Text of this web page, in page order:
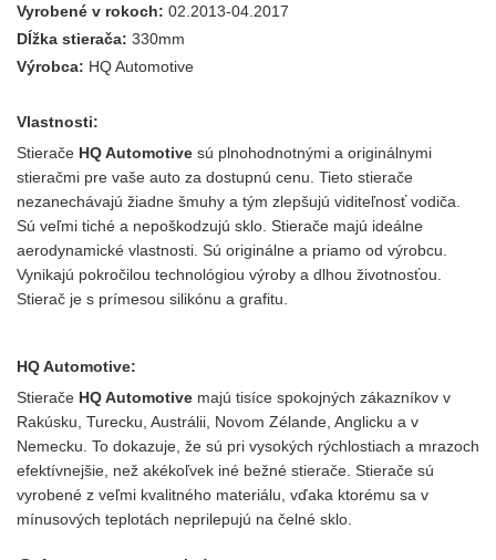
Vyrobené v rokoch: 02.2013-04.2017
Dĺžka stierača: 330mm
Výrobca: HQ Automotive
Vlastnosti:
Stierače HQ Automotive sú plnohodnotnými a originálnymi
stieračmi pre vaše auto za dostupnú cenu. Tieto stierače
nezanechávajú žiadne šmuhy a tým zlepšujú viditeľnosť vodiča.
Sú veľmi tiché a nepoškodzujú sklo. Stierače majú ideálne
aerodynamické vlastnosti. Sú originálne a priamo od výrobcu.
Vynikajú pokročilou technológiou výroby a dlhou životnosťou.
Stierač je s prímesou silikónu a grafitu.
HQ Automotive:
Stierače HQ Automotive majú tisíce spokojných zákazníkov v
Rakúsku, Turecku, Austrálii, Novom Zélande, Anglicku a v
Nemecku. To dokazuje, že sú pri vysokých rýchlostiach a mrazoch
efektívnejšie, než akékoľvek iné bežné stierače. Stierače sú
vyrobené z veľmi kvalitného materiálu, vďaka ktorému sa v
mínusových teplotách neprilepujú na čelné sklo.